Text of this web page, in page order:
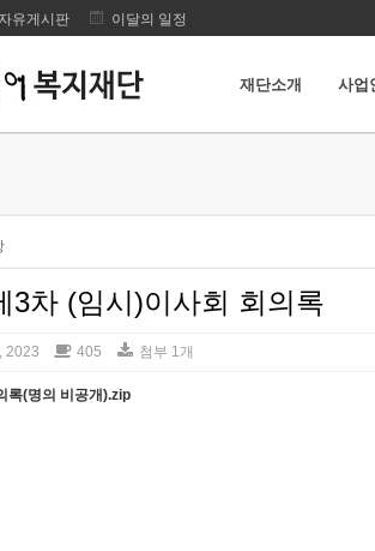
자유게시판 이달의 일정
재단소개 사업
3차 (임시)이사회 회의록
2023 405 첨부 1개
록(명의 비공개).zip